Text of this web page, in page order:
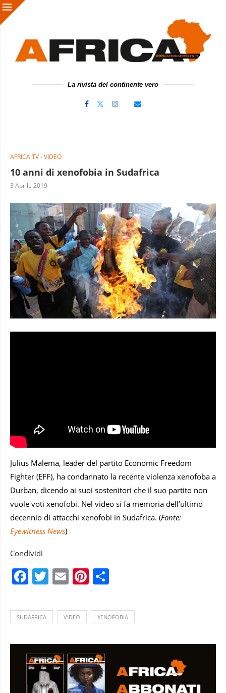
La rivista del continente vero
AFRICA TV - VIDEO
10 anni di xenofobia in Sudafrica
3 Aprile 2019
Julius Malema, leader del partito Economic Freedom
Fighter (EFF), ha condannato la recente violenza xenofoba a
Durban, dicendo ai suoi sostenitori che il suo partito non
vuole voti xenofobi. Nel video si fa memoria dell’ultimo
decennio di attacchi xenofobi in Sudafrica. (Fonte:
Eyewitness News)
Condividi
Facebook
Twitter
EmailPinterest
SUDAFRICA VIDEO XENOFOBIA